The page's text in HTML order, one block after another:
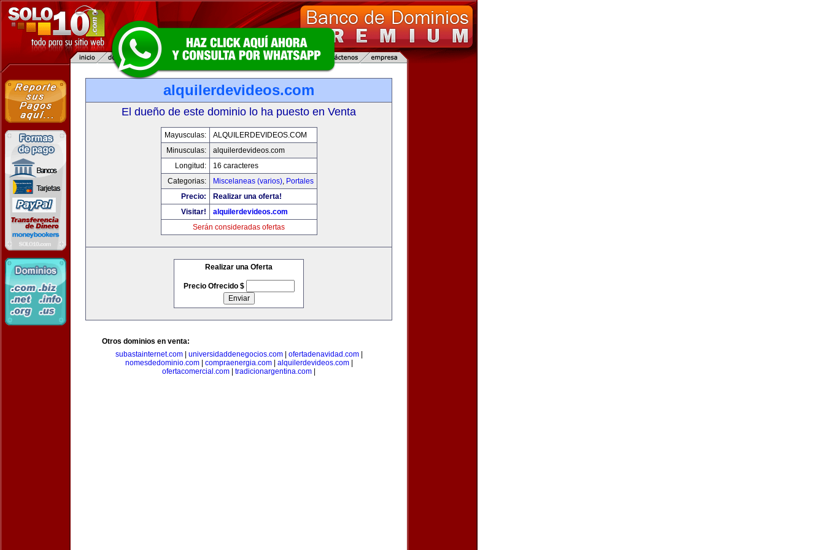
alquilerdevideos.com
El dueño de este dominio lo ha puesto en Venta
Mayusculas:
ALQUILERDEVIDEOS.COM
Minusculas:
alquilerdevideos.com
Longitud:
16 caracteres
Categorias:
Miscelaneas (varios), Portales
Precio:
Realizar una oferta!
Visitar!
alquilerdevideos.com
Serán consideradas ofertas
Realizar una Oferta
Precio Ofrecido $
Otros dominios en venta:
subastainternet.com| universidaddenegocios.com| ofertadenavidad.com|
nomesdedominio.com| compraenergia.com| alquilerdevideos.com|
ofertacomercial.com
tradicionargentina.com